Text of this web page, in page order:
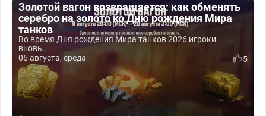
Золотой вагон возвращается: как обменять
серебро на золото ко Дню рождения Мира
танков
Во время Дня рождения Мира танков 2026 игроки
вновь...
05 августа, среда
5